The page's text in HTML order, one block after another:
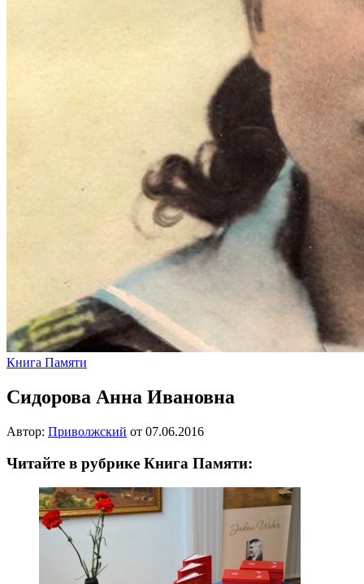
Книга Памяти
Сидорова Анна Ивановна
Автор: Приволжский от 07.06.2016
Читайте в рубрике Книга Памяти: